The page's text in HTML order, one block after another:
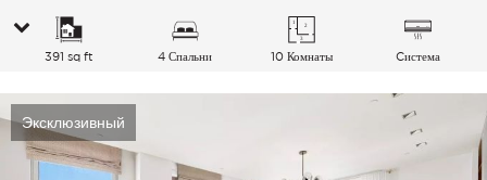
391 sq ft 4 Спальни 10 Комнаты
Cистема
воздуха
Эксклюзивный